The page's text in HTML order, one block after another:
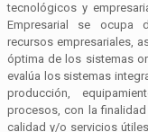
tecnológicos y
Empresarial se ocupa
recursos empresariales,
óptima de los sistemas
evalúa los sistemas
producción,
procesos, con la
calidad y/o servicios